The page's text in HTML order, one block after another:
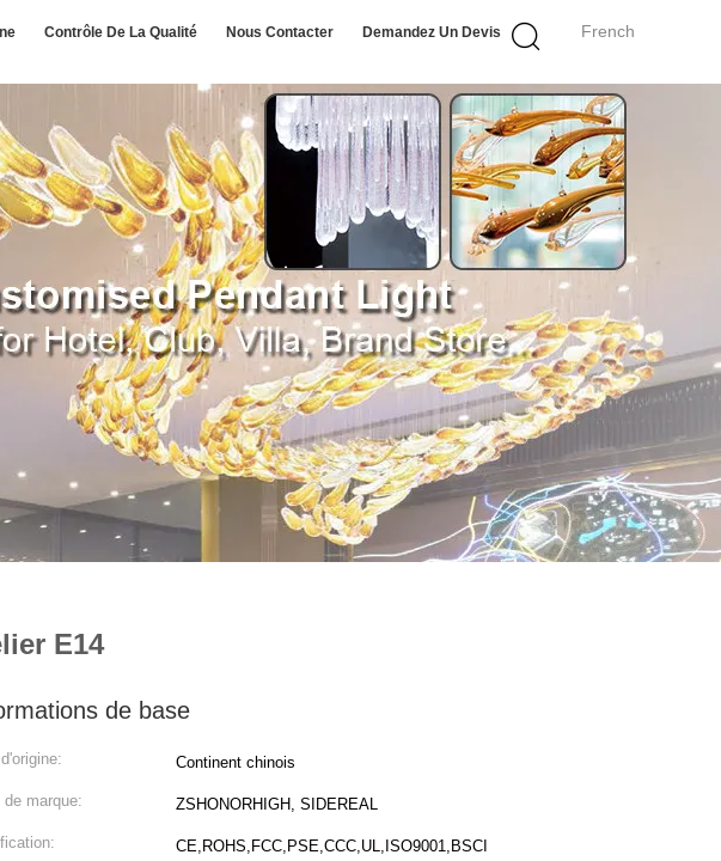
French
Contrôle De La Qualité Nous Contacter Demandez Un Devis
E14
de base
Continent chinois
de marque: ZSHONORHIGH, SIDEREAL
CE,ROHS,FCC,PSE,CCC,UL,ISO9001,BSCI